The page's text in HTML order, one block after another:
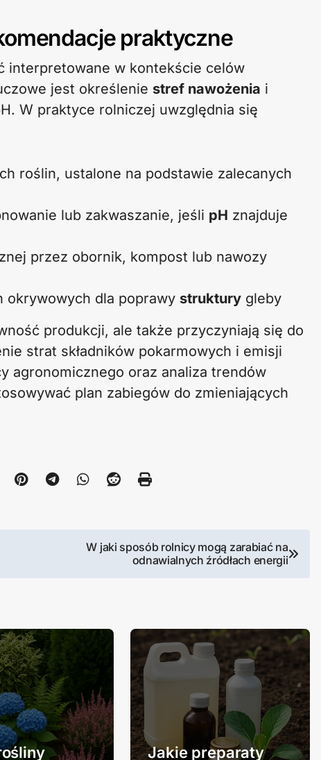
praktyczne
interpretowane w kontekście celów
jest określenie stref nawożenia i
W praktyce rolniczej uwzględnia się
roślin, ustalone na podstawie zalecanych
lub zakwaszanie, jeśli pH znajduje
przez obornik, kompost lub nawozy
okrywowych dla poprawy struktury gleby
produkcji, ale także przyczyniają się do
strat składników pokarmowych i emisji
agronomicznego oraz analiza trendów
plan zabiegów do zmieniających
W jaki sposób rolnicy mogą zarabiać na
odnawialnych źródłach energii
Jakie preparaty